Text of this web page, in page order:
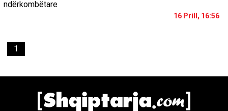
ndërkombëtare
16 Prill, 16:56
1